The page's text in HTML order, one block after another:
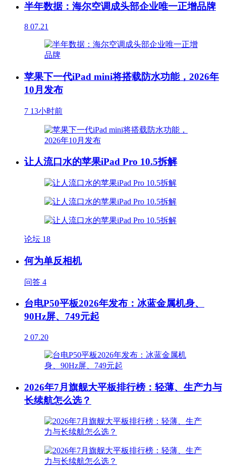
半年数据：海尔空调成头部企业唯一正增品牌
8 07.21
苹果下一代iPad mini将搭载防水功能，2026年
10月发布
7 13小时前
让人流口水的苹果iPad Pro 10.5拆解
论坛 18
何为单反相机
问答 4
台电P50平板2026年发布：冰蓝金属机身、
90Hz屏、749元起
2 07.20
2026年7月旗舰大平板排行榜：轻薄、生产力与
长续航怎么选？